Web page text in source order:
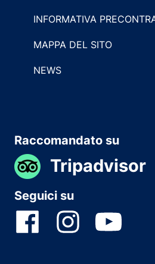
INFORMATIVA
MAPPA DEL SITO
NEWS
Raccomandato su
Tripadvisor
Seguici su